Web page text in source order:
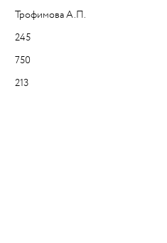
Трофимова А.П.
245
750
213